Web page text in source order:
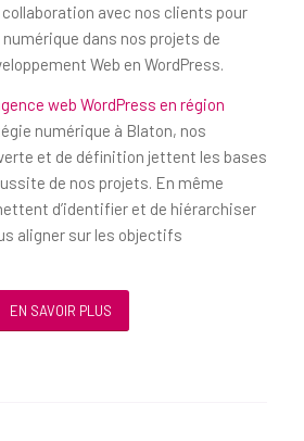
avec nos clients pour
dans nos projets de
Web en WordPress.
web WordPress en région
numérique à Blaton, nos
et de définition jettent les bases
de nos projets. En même
d’identifier et de hiérarchiser
aligner sur les objectifs
EN SAVOIR PLUS